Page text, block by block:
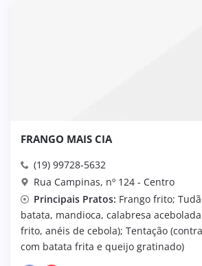
FRANGO MAIS CIA
(19) 99728-5632
Rua Campinas, nº 124 - Centro
Principais Pratos: Frango frito;
batata, mandioca, calabresa
frito, anéis de cebola); Tentação
com batata frita e queijo gratinado)